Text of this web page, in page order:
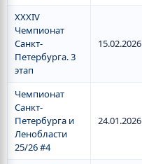
XXXIV
Чемпионат
Санкт-
Петербурга. 3
этап
15.02.2026
Чемпионат
Санкт-
Петербурга и
Ленобласти
25/26 #4
24.01.2026